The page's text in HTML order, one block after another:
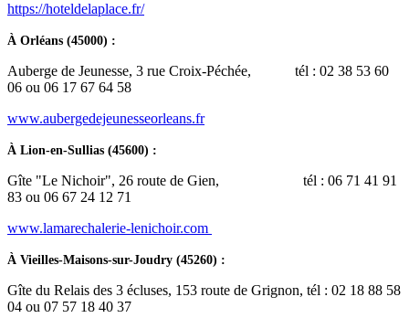
https://hoteldelaplace.fr/
À Orléans (45000) :
Auberge de Jeunesse, 3 rue Croix-Péchée, tél : 02 38 53 60
06 ou 06 17 67 64 58
www.aubergedejeunesseorleans.fr
À Lion-en-Sullias (45600) :
Gîte "Le Nichoir", 26 route de Gien, tél : 06 71 41 91
83 ou 06 67 24 12 71
www.lamarechalerie-lenichoir.com
À Vieilles-Maisons-sur-Joudry (45260) :
Gîte du Relais des 3 écluses, 153 route de Grignon, tél : 02 18 88 58
04 ou 07 57 18 40 37